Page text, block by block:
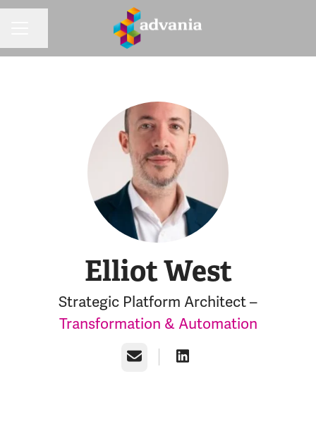
Elliot West
Strategic Platform Architect –
Transformation & Automation
E-post